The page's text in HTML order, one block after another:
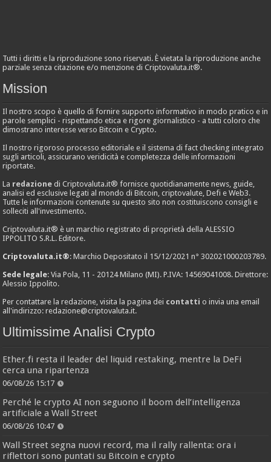
Tutti i diritti e la riproduzione sono riservati. È vietata la riproduzione anche
parziale senza citazione e/o menzione di Criptovaluta.it®.
Mission
Il nostro scopo è quello di fornire supporto informativo in modo pratico e in
parole semplici - rispettando etica e rigore giornalistico - a tutti coloro che
dimostrano interesse verso Bitcoin e Crypto.
Il nostro rigoroso processo editoriale e il sistema di fact checking integrato
sugli articoli, assicurano veridicità e completezza delle informazioni
riportate.
La redazione di Criptovaluta.it® fornisce quotidianamente news, guide,
analisi ed esclusive legati al mondo di Bitcoin, criptovalute, Defi e Web3.
Tutte le informazioni contenute su questo sito non costituiscono consigli e
solleciti all'investimento.
Criptovaluta.it® è un marchio registrato di proprietà della ALESSIO
IPPOLITO S.R.L. Editore.
Criptovaluta.it®: Marchio Depositato il 15/12/2021 n° 302021000203789.
Sede legale: Via Pola, 11 - 20124 Milano (MI). P.IVA: 14569041008. Direttore:
Alessio Ippolito.
Per contattare la redazione, visita la pagina dei contatti o invia una email
all'indirizzo:redazione@criptovaluta.it.
Ultimissime Analisi Crypto
Ether.fi resta il leader del liquid restaking, mentre la DeFi
cerca una ripartenza
06/08/26 15:17
Perché le crypto AI non seguono il boom dell’intelligenza
artificiale a Wall Street
06/08/26 10:47
Wall Street segna nuovi record, ma il rally rallenta: ora i
riflettori sono puntati su Bitcoin e crypto